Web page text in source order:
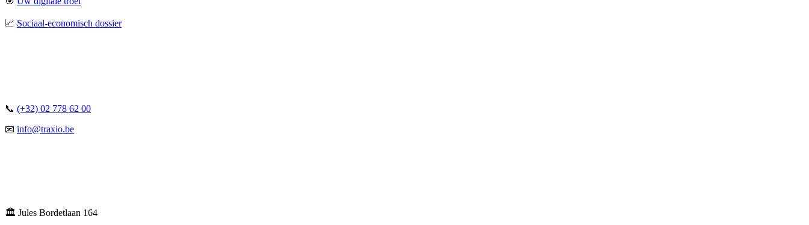
📈 Sociaal-economisch dossier
📞 (+32) 02 778 62 00
📧 info@traxio.be
🏛️ Jules Bordetlaan 164